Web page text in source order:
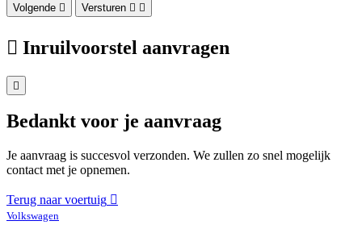
Volgende
Versturen
Inruilvoorstel aanvragen
Bedankt voor je aanvraag
Je aanvraag is succesvol verzonden. We zullen zo snel mogelijk
contact met je opnemen.
Terug naar voertuig
Volkswagen